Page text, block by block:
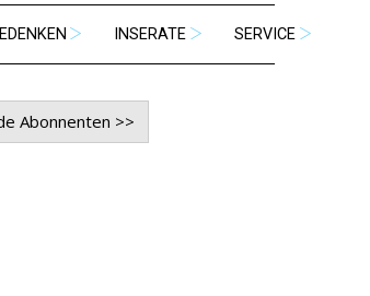
INSERATE SERVICE